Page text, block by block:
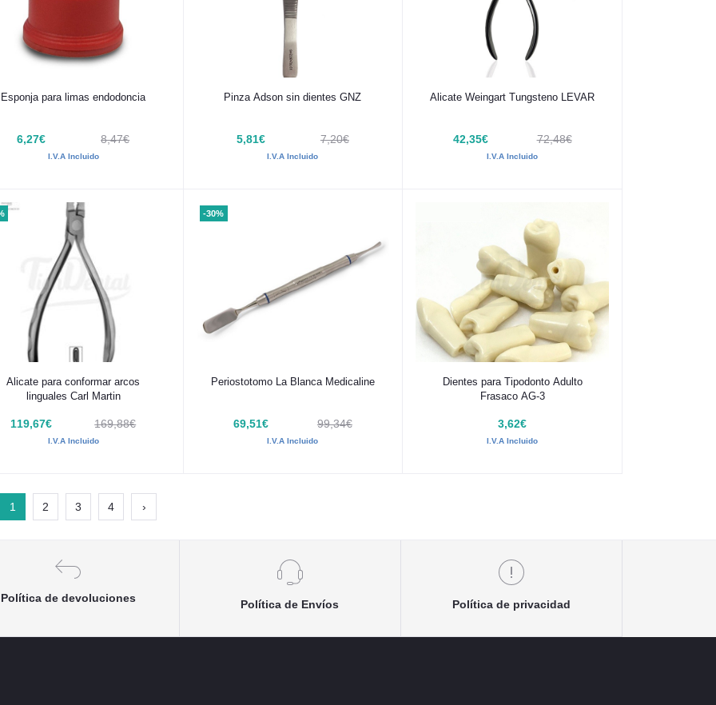
Añadir al carrito
Esponja para limas endodoncia
6,27€ 8,47€
I.V.A Incluido
Añadir al carrito
Pinza Adson sin dientes GNZ
5,81€ 7,20€
I.V.A Incluido
Añadir al carrito
Alicate Weingart Tungsteno LEVAR
42,35€ 72,48€
I.V.A Incluido
Añadir al carrito
Alicate para conformar arcos
linguales Carl Martin
119,67€ 169,88€
I.V.A Incluido
-30%
Añadir al carrito
Periostotomo La Blanca Medicaline
69,51€ 99,34€
I.V.A Incluido
Añadir al carrito
Dientes para Tipodonto Adulto
Frasaco AG-3
3,62€
I.V.A Incluido
1 2 3 4 ›
Política de devoluciones
Política de Envíos Política de privacidad